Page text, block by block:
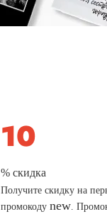
% скидка
Получите скидку на
промокоду new.